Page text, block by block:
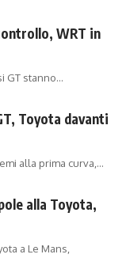
WRT in
GT stanno…
Toyota davanti
alla prima curva,…
alla Toyota,
a Le Mans,